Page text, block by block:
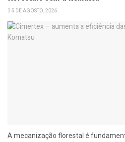
5 DE AGOSTO, 2026
A mecanização florestal é